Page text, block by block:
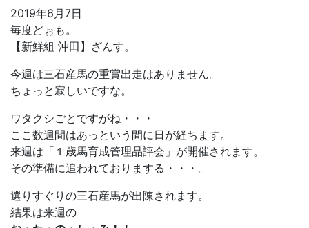
2019年6月7日
毎度どぉも。
【新鮮組 沖田】ざんす。
今週は三石産馬の重賞出走はありません。
ちょっと寂しいですな。
ワタクシごとですがね・・・
ここ数週間はあっという間に日が経ちます。
来週は「１歳馬育成管理品評会」が開催されます。
その準備に追われておりまする・・・。
選りすぐりの三石産馬が出陳されます。
結果は来週の